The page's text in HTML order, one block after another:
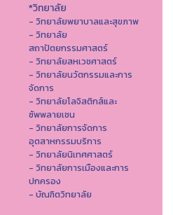
*วิทยาลัย
- วิทยาลัยพยาบาลและสุขภาพ
- วิทยาลัย
สถาปัตยกรรมศาสตร์
- วิทยาลัยสหเวชศาสตร์
- วิทยาลัยนวัตกรรมและการ
จัดการ
- วิทยาลัยโลจิสติกส์และ
ซัพพลายเชน
- วิทยาลัยการจัดการ
อุตสาหกรรมบริการ
- วิทยาลัยนิเทศศาสตร์
- วิทยาลัยการเมืองและการ
ปกครอง
- บัณฑิตวิทยาลัย